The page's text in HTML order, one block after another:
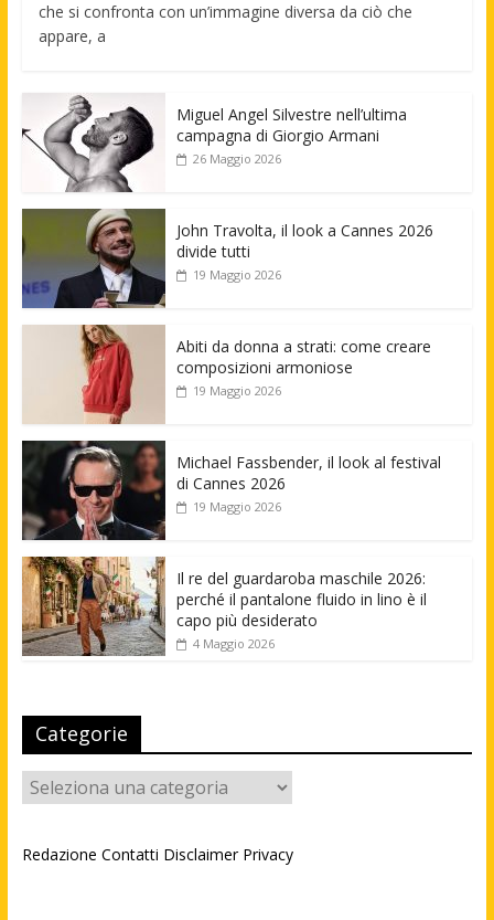
che si confronta con un’immagine diversa da ciò che
appare, a
Miguel Angel Silvestre nell’ultima
campagna di Giorgio Armani
26 Maggio 2026
John Travolta, il look a Cannes 2026
divide tutti
19 Maggio 2026
Abiti da donna a strati: come creare
composizioni armoniose
19 Maggio 2026
Michael Fassbender, il look al festival
di Cannes 2026
19 Maggio 2026
Il re del guardaroba maschile 2026:
perché il pantalone fluido in lino è il
capo più desiderato
4 Maggio 2026
Categorie
Categorie
Redazione Contatti Disclaimer Privacy